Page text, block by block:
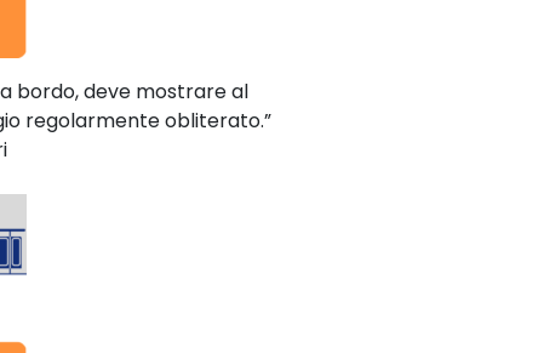
bordo, deve mostrare al
regolarmente obliterato.”